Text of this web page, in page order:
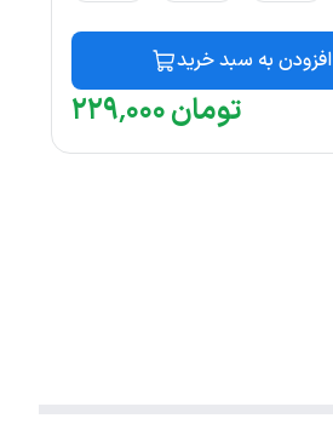
افزودن به سبد خرید
۲۲۹٬۰۰۰تومان